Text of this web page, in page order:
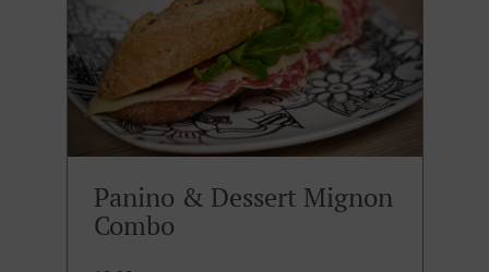
Panino & Dessert Mignon
Combo